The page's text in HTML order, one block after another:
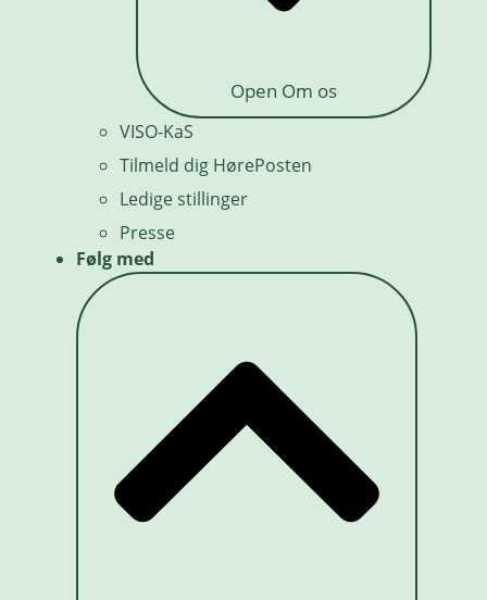
Open Om os
VISO-KaS
Tilmeld dig HørePosten
Ledige stillinger
Presse
Følg med